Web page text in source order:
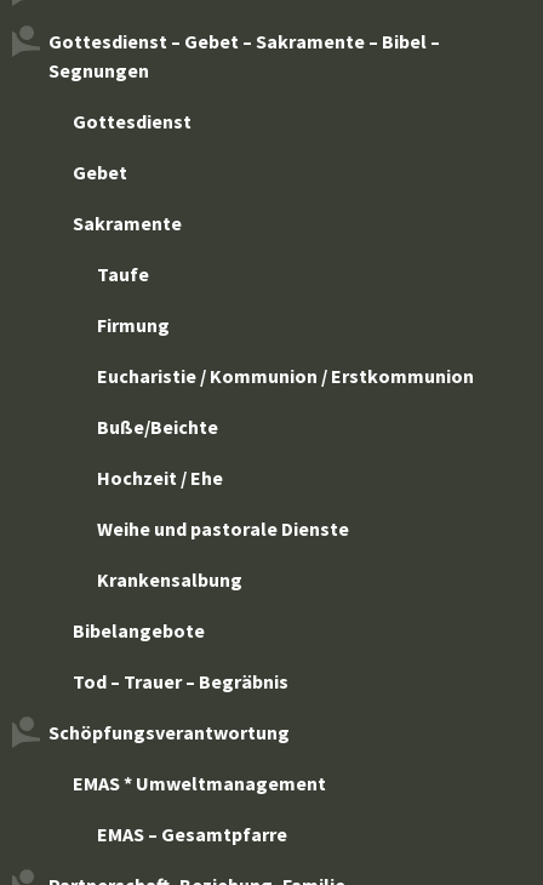
Gottesdienst – Gebet – Sakramente – Bibel –
Segnungen
Gottesdienst
Gebet
Sakramente
Taufe
Firmung
Eucharistie / Kommunion / Erstkommunion
Buße/Beichte
Hochzeit / Ehe
Weihe und pastorale Dienste
Krankensalbung
Bibelangebote
Tod – Trauer – Begräbnis
Schöpfungsverantwortung
EMAS * Umweltmanagement
EMAS – Gesamtpfarre